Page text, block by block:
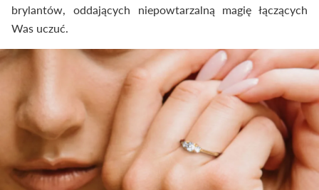
brylantów, oddających niepowtarzalną magię łączących
Was uczuć.